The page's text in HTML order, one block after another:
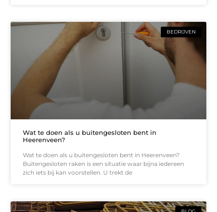
BEDRIJVEN
Wat te doen als u buitengesloten bent in
Heerenveen?
Wat te doen als u buitengesloten bent in Heerenveen?
Buitengesloten raken is een situatie waar bijna iedereen
zich iets bij kan voorstellen. U trekt de